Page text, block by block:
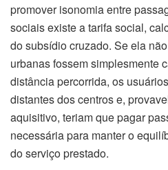
promover isonomia entre
sociais existe a tarifa social,
do subsídio cruzado. Se ela
urbanas fossem simplesmente
distância percorrida, os
distantes dos centros e,
aquisitivo, teriam que pagar
necessária para manter o
do serviço prestado.